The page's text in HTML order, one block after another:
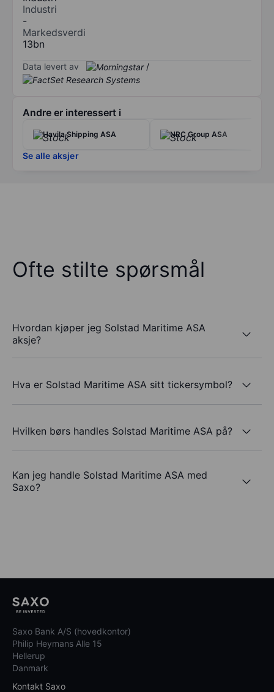
Industri
-
Markedsverdi
13bn
Data levert av /
Andre er interessert i
Havila Shipping ASA NRC Group ASA
Se alle aksjer
Ofte stilte spørsmål
Hvordan kjøper jeg Solstad Maritime ASA
aksje?
Hva er Solstad Maritime ASA sitt tickersymbol?
Hvilken børs handles Solstad Maritime ASA på?
Kan jeg handle Solstad Maritime ASA med
Saxo?
Saxo Bank A/S (hovedkontor)
Philip Heymans Alle 15
Hellerup
Danmark
Kontakt Saxo